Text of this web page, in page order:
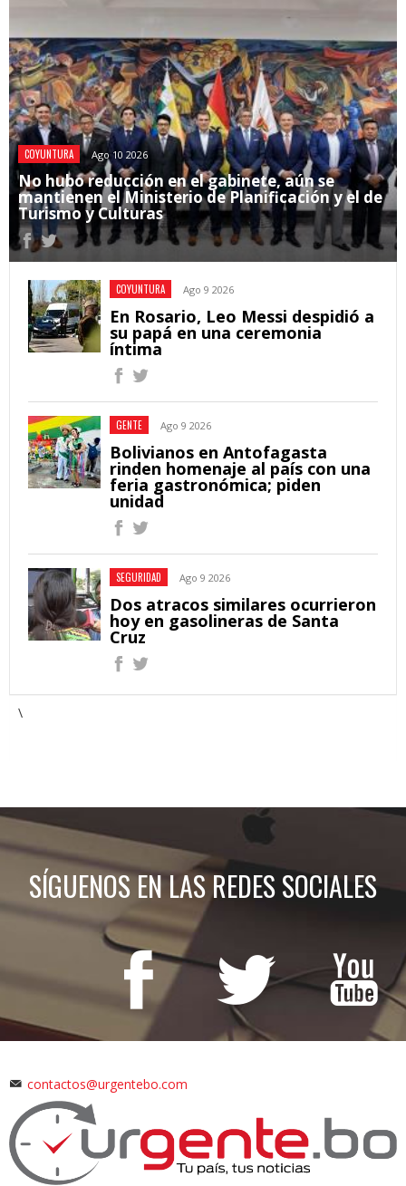
COYUNTURA Ago 10 2026
No hubo reducción en el gabinete, aún se
mantienen el Ministerio de Planificación y el de
Turismo y Culturas
COYUNTURA Ago 9 2026
En Rosario, Leo Messi despidió a
su papá en una ceremonia
íntima
GENTE Ago 9 2026
Bolivianos en Antofagasta
rinden homenaje al país con una
feria gastronómica; piden
unidad
SEGURIDAD Ago 9 2026
Dos atracos similares ocurrieron
hoy en gasolineras de Santa
Cruz
\
SÍGUENOS EN LAS REDES SOCIALES
contactos@urgentebo.com